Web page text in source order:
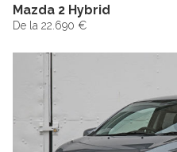
Mazda 2 Hybrid
De la 22.690 €